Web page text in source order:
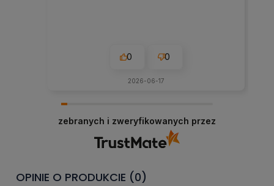
0 0
2026-06-17
zebranych i zweryfikowanych przez
OPINIE O PRODUKCIE (0)